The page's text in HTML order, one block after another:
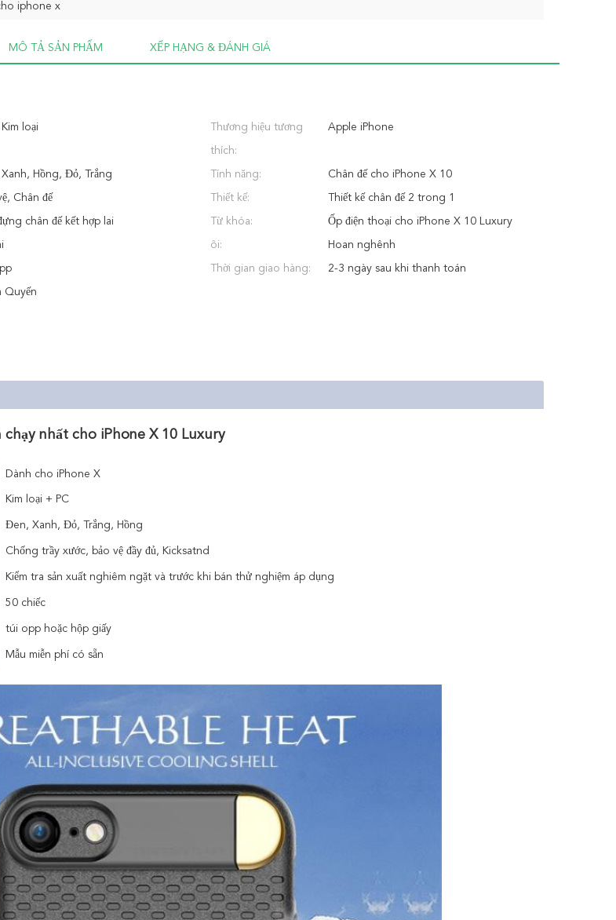
iphone x
MÔ TẢ SẢN PHẨM XẾP HẠNG & ĐÁNH GIÁ
loại Thương hiệu tương
thích:
Apple iPhone
Hồng, Đỏ, Trắng Tính năng: Chân đế cho iPhone X 10
Chân đế Thiết kế: Thiết kế chân đế 2 trong 1
chân đế kết hợp lai Từ khóa: Ốp điện thoại cho iPhone X 10 Luxury
ôi: Hoan nghênh
Thời gian giao hàng: 2-3 ngày sau khi thanh toán
Quyến
nhất cho iPhone X 10 Luxury
Dành cho iPhone X
Kim loại + PC
Đen, Xanh, Đỏ, Trắng, Hồng
Chống trầy xước, bảo vệ đầy đủ, Kicksatnd
Kiểm tra sản xuất nghiêm ngặt và trước khi bán thử nghiệm áp dụng
50 chiếc
túi opp hoặc hộp giấy
Mẫu miễn phí có sẵn